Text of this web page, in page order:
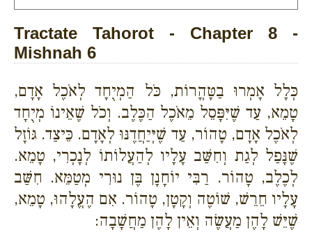
Tractate Tahorot - Chapter 8 -
Mishnah 6
כְּלָל אָמְרוּ בַטָּהֳרוֹת, כֹּל הַמְיֻחָד לְאֹכֶל אָדָם,
טָמֵא, עַד שֶׁיִּפָּסֵל מֵאֹכֶל הַכֶּלֶב. וְכֹל שֶׁאֵינוֹ מְיֻחָד
לְאֹכֶל אָדָם, טָהוֹר, עַד שֶׁיְּיַחֲדֶנּוּ לְאָדָם. כֵּיצַד. גּוֹזָל
שֶׁנָּפַל לְגַת וְחִשַּׁב עָלָיו לְהַעֲלוֹתוֹ לְנָכְרִי, טָמֵא.
לְכֶלֶב, טָהוֹר. רַבִּי יוֹחָנָן בֶּן נוּרִי מְטַמֵּא. חִשַּׁב
עָלָיו חֵרֵשׁ, שׁוֹטֶה וְקָטָן, טָהוֹר. אִם הֶעֱלָהוּ, טָמֵא,
שֶׁיֵּשׁ לָהֶן מַעֲשֶׂה וְאֵין לָהֶן מַחֲשָׁבָה: